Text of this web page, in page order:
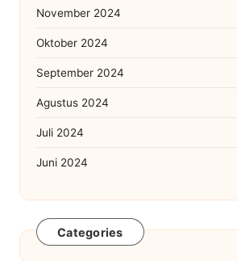
November 2024
Oktober 2024
September 2024
Agustus 2024
Juli 2024
Juni 2024
Categories